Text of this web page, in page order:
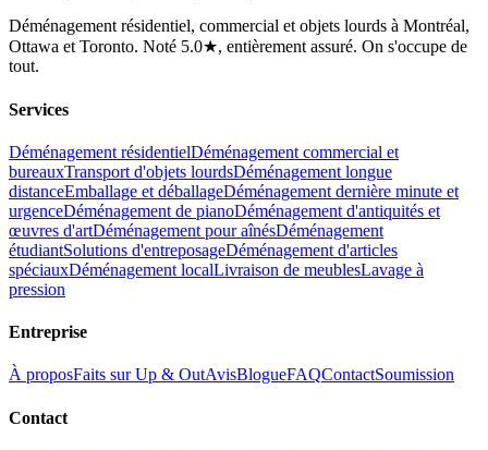
Déménagement résidentiel, commercial et objets lourds à Montréal,
Ottawa et Toronto. Noté 5.0★, entièrement assuré. On s'occupe de
tout.
Services
Déménagement résidentielDéménagement commercial et
bureauxTransport d'objets lourdsDéménagement longue
distanceEmballage et déballageDéménagement dernière minute et
urgenceDéménagement de pianoDéménagement d'antiquités et
œuvres d'artDéménagement pour aînésDéménagement
étudiantSolutions d'entreposageDéménagement d'articles
spéciauxDéménagement localLivraison de meublesLavage à
pression
Entreprise
À proposFaits sur Up & OutAvisBlogueFAQContactSoumission
Contact